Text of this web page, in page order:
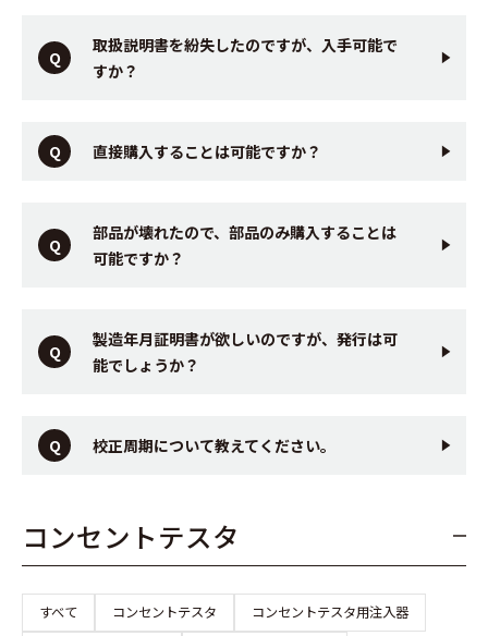
取扱説明書を紛失したのですが、入手可能で
すか？
直接購入することは可能ですか？
部品が壊れたので、部品のみ購入することは
可能ですか？
製造年月証明書が欲しいのですが、発行は可
能でしょうか？
校正周期について教えてください。
コンセントテスタ
すべて コンセントテスタ
コンセントテスタ用注入器